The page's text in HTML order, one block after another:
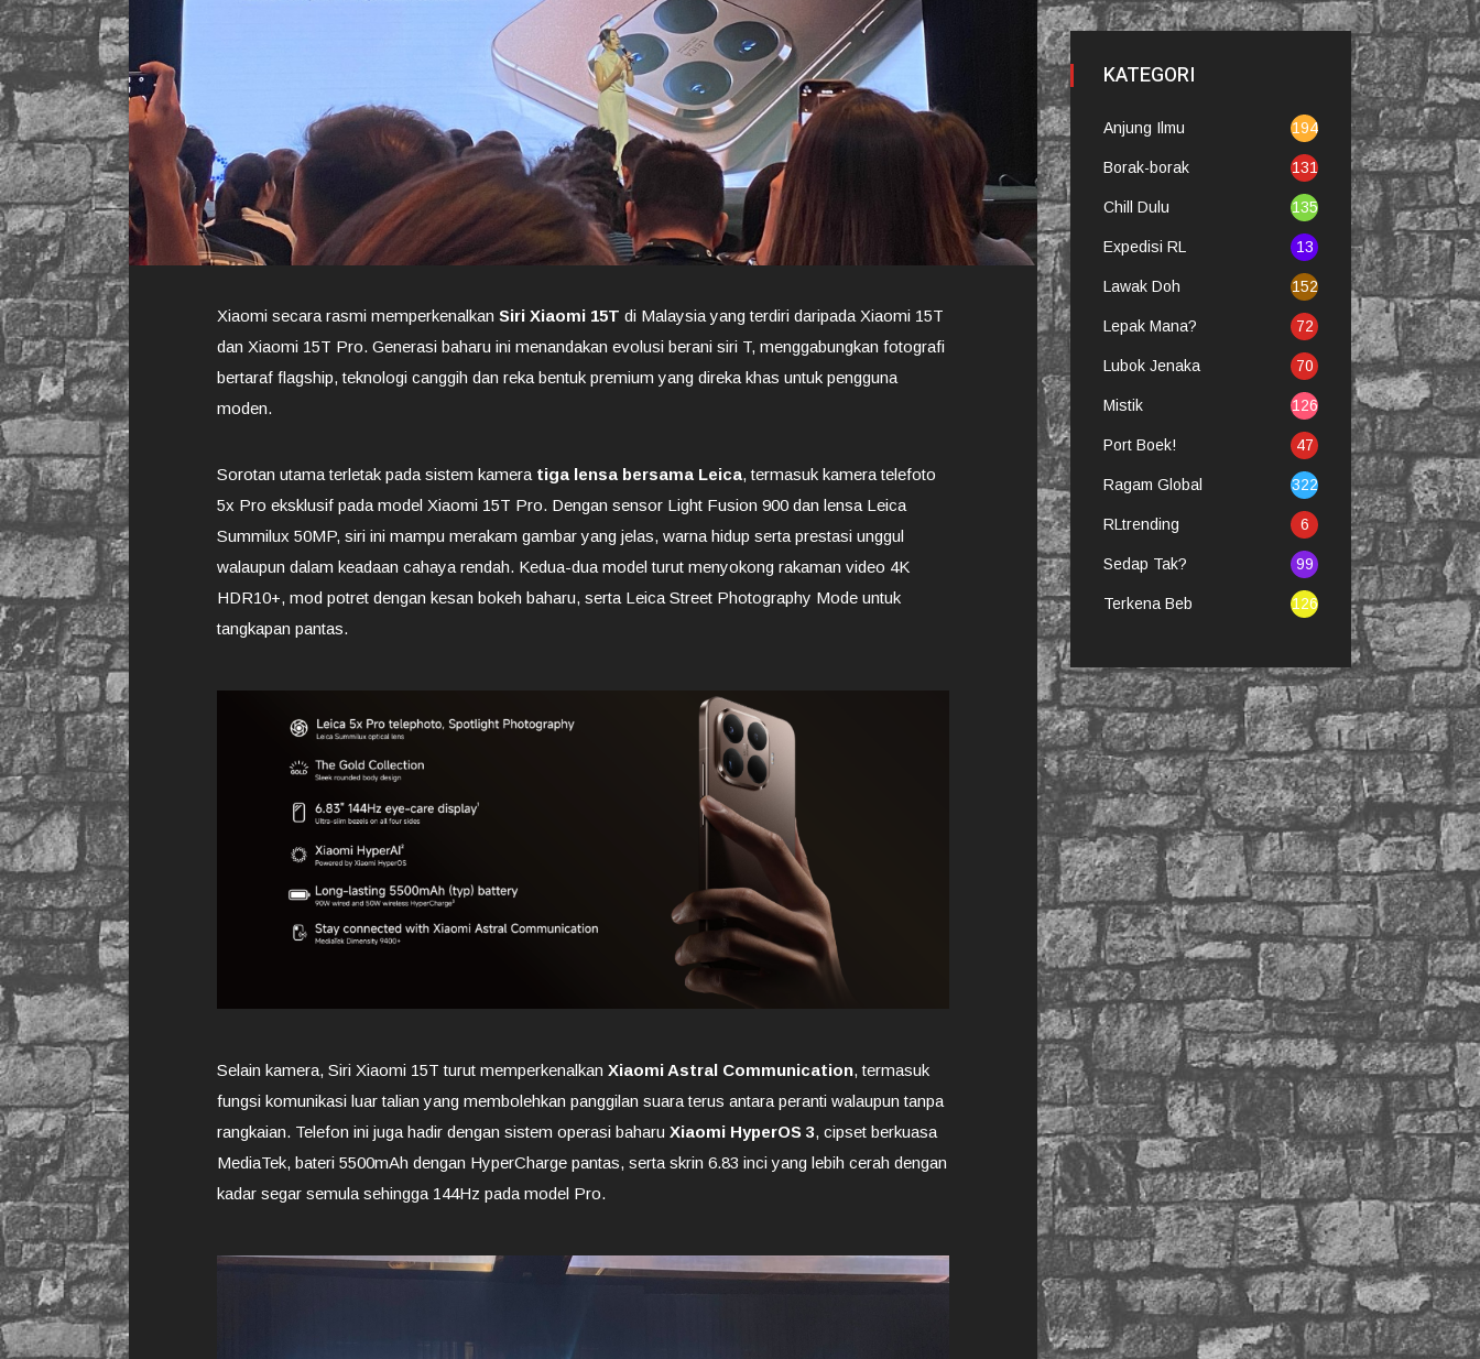
Xiaomi secara rasmi memperkenalkan Siri Xiaomi 15T di Malaysia yang terdiri daripada Xiaomi 15T
dan Xiaomi 15T Pro. Generasi baharu ini menandakan evolusi berani siri T, menggabungkan fotografi
bertaraf flagship, teknologi canggih dan reka bentuk premium yang direka khas untuk pengguna
moden.
Sorotan utama terletak pada sistem kamera tiga lensa bersama Leica, termasuk kamera telefoto
5x Pro eksklusif pada model Xiaomi 15T Pro. Dengan sensor Light Fusion 900 dan lensa Leica
Summilux 50MP, siri ini mampu merakam gambar yang jelas, warna hidup serta prestasi unggul
walaupun dalam keadaan cahaya rendah. Kedua-dua model turut menyokong rakaman video 4K
HDR10+, mod potret dengan kesan bokeh baharu, serta Leica Street Photography Mode untuk
tangkapan pantas.
Selain kamera, Siri Xiaomi 15T turut memperkenalkan Xiaomi Astral Communication, termasuk
fungsi komunikasi luar talian yang membolehkan panggilan suara terus antara peranti walaupun tanpa
rangkaian. Telefon ini juga hadir dengan sistem operasi baharu Xiaomi HyperOS 3, cipset berkuasa
MediaTek, bateri 5500mAh dengan HyperCharge pantas, serta skrin 6.83 inci yang lebih cerah dengan
kadar segar semula sehingga 144Hz pada model Pro.
KATEGORI
Anjung Ilmu 194
Borak-borak 131
Chill Dulu 135
Expedisi RL 13
Lawak Doh 152
Lepak Mana? 72
Lubok Jenaka 70
Mistik 126
Port Boek! 47
Ragam Global 322
RLtrending 6
Sedap Tak? 99
Terkena Beb 126